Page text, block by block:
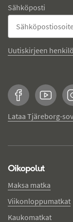
Sähköposti
Uutiskirjeen
Facebook
Lataa Tjäreborg-
Oikopolut
Maksa matka
Viikonloppumatkat
Kaukomatkat